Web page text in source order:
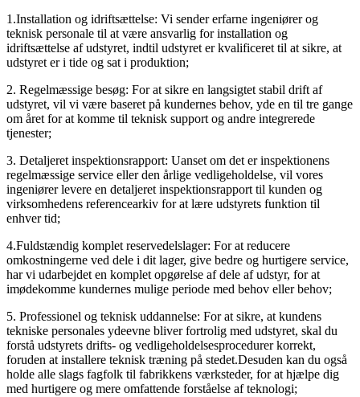
1.Installation og idriftsættelse: Vi sender erfarne ingeniører og
teknisk personale til at være ansvarlig for installation og
idriftsættelse af udstyret, indtil udstyret er kvalificeret til at sikre, at
udstyret er i tide og sat i produktion;
2. Regelmæssige besøg: For at sikre en langsigtet stabil drift af
udstyret, vil vi være baseret på kundernes behov, yde en til tre gange
om året for at komme til teknisk support og andre integrerede
tjenester;
3. Detaljeret inspektionsrapport: Uanset om det er inspektionens
regelmæssige service eller den årlige vedligeholdelse, vil vores
ingeniører levere en detaljeret inspektionsrapport til kunden og
virksomhedens referencearkiv for at lære udstyrets funktion til
enhver tid;
4.Fuldstændig komplet reservedelslager: For at reducere
omkostningerne ved dele i dit lager, give bedre og hurtigere service,
har vi udarbejdet en komplet opgørelse af dele af udstyr, for at
imødekomme kundernes mulige periode med behov eller behov;
5. Professionel og teknisk uddannelse: For at sikre, at kundens
tekniske personales ydeevne bliver fortrolig med udstyret, skal du
forstå udstyrets drifts- og vedligeholdelsesprocedurer korrekt,
foruden at installere teknisk træning på stedet.Desuden kan du også
holde alle slags fagfolk til fabrikkens værksteder, for at hjælpe dig
med hurtigere og mere omfattende forståelse af teknologi;